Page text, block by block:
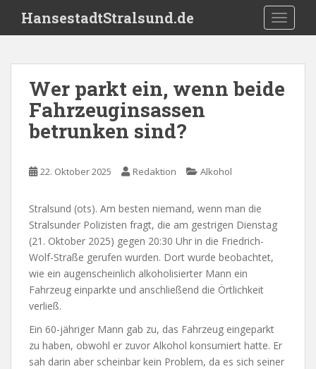
i
HansestadtStralsund.de
Wer parkt ein, wenn beide
Fahrzeuginsassen
betrunken sind?
22. Oktober 2025 Redaktion Alkohol
Stralsund (ots). Am besten niemand, wenn man die
Stralsunder Polizisten fragt, die am gestrigen Dienstag
(21. Oktober 2025) gegen 20:30 Uhr in die Friedrich-
Wolf-Straße gerufen wurden. Dort wurde beobachtet,
wie ein augenscheinlich alkoholisierter Mann ein
Fahrzeug einparkte und anschließend die Örtlichkeit
verließ.
Ein 60-jähriger Mann gab zu, das Fahrzeug eingeparkt
zu haben, obwohl er zuvor Alkohol konsumiert hatte. Er
sah darin aber scheinbar kein Problem, da es sich seiner